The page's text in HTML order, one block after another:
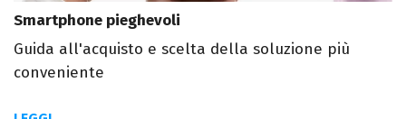
Smartphone pieghevoli
Guida all'acquisto e scelta della soluzione più
conveniente